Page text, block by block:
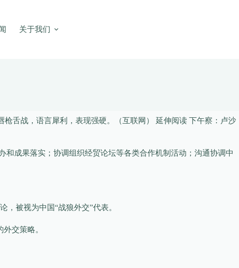
关于我们
舌战，语言犀利，表现强硬。（互联网）
延伸阅读 下午察：卢沙
成果落实；协调组织经贸论坛等各类合作机制活动；沟通协调中
被视为中国“战狼外交”代表。
交策略。